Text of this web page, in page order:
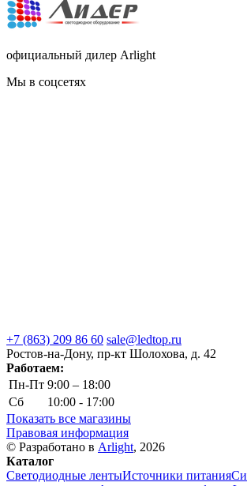
официальный дилер Arlight
Мы в соцсетях
+7 (863) 209 86 60 sale@ledtop.ru
Ростов-на-Дону, пр-кт Шолохова, д. 42
Работаем:
Пн-Пт 9:00 – 18:00
Сб
10:00 - 17:00
Показать все магазины
Правовая информация
© Разработано в Arlight, 2026
Каталог
Светодиодные лентыИсточники питания